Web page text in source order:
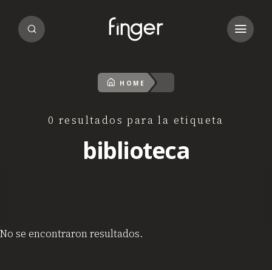
HOME
0 resultados para la etiqueta
biblioteca
No se encontraron resultados.